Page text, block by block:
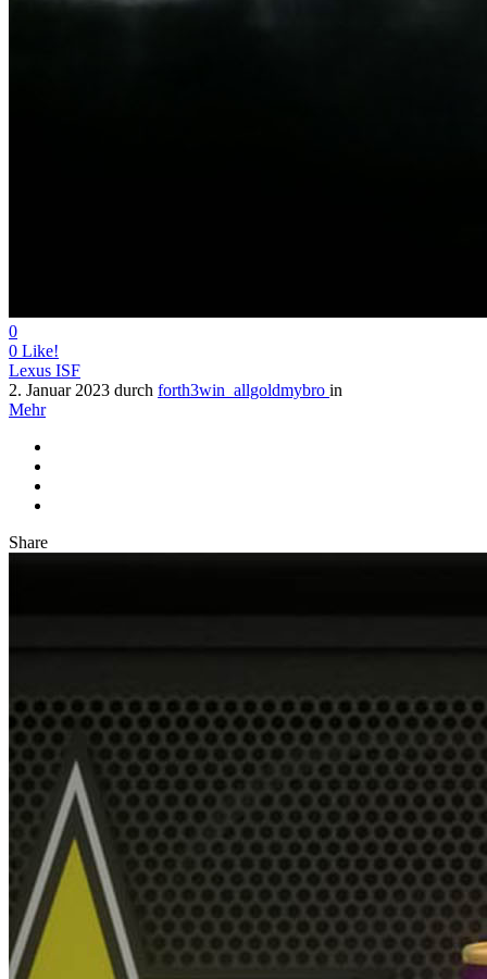
0
0 Like!
Lexus ISF
2. Januar 2023 durch forth3win_allgoldmybro in
Mehr
Share